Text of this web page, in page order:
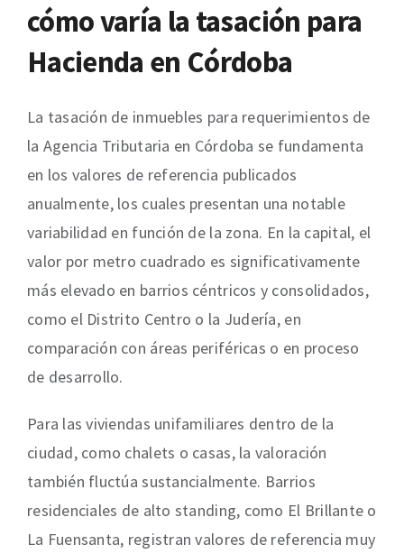
cómo varía la tasación para
Hacienda en Córdoba
La tasación de inmuebles para requerimientos de
la Agencia Tributaria en Córdoba se fundamenta
en los valores de referencia publicados
anualmente, los cuales presentan una notable
variabilidad en función de la zona. En la capital, el
valor por metro cuadrado es significativamente
más elevado en barrios céntricos y consolidados,
como el Distrito Centro o la Judería, en
comparación con áreas periféricas o en proceso
de desarrollo.
Para las viviendas unifamiliares dentro de la
ciudad, como chalets o casas, la valoración
también fluctúa sustancialmente. Barrios
residenciales de alto standing, como El Brillante o
La Fuensanta, registran valores de referencia muy